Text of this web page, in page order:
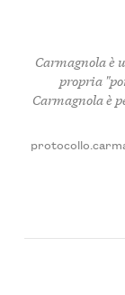
Carmagnola è
propria
Carmagnola è